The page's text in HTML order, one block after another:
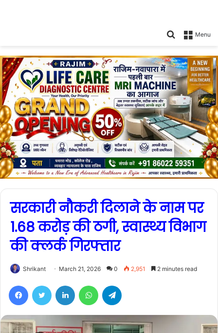
Menu
Search
सरकारी नौकरी दिलाने के नाम पर
1.68 करोड़ की ठगी, स्वास्थ्य विभाग
की क्लर्क गिरफ्तार
Shrikant March 21, 2026 0 2,951 2 minutes read